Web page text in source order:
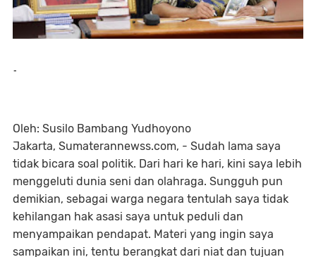
-
Oleh: Susilo Bambang Yudhoyono
Jakarta, Sumaterannewss.com, - Sudah lama saya
tidak bicara soal politik. Dari hari ke hari, kini saya lebih
menggeluti dunia seni dan olahraga. Sungguh pun
demikian, sebagai warga negara tentulah saya tidak
kehilangan hak asasi saya untuk peduli dan
menyampaikan pendapat. Materi yang ingin saya
sampaikan ini, tentu berangkat dari niat dan tujuan